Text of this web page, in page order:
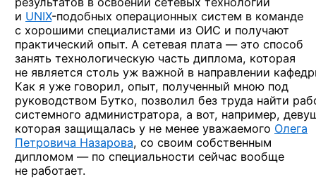
и UNIX-подобных операционных систем в команде
с хорошими специалистами из ОИС и получают
практический опыт. А сетевая плата — это способ
занять технологическую часть диплома, которая
не является столь уж важной в направлении
Как я уже говорил, опыт, полученный мною под
руководством Бутко, позволил без труда найти
системного администратора, а вот, например,
которая защищалась у не менее уважаемого Олега
Петровича Назарова, со своим собственным
дипломом — по специальности сейчас вообще
не работает.